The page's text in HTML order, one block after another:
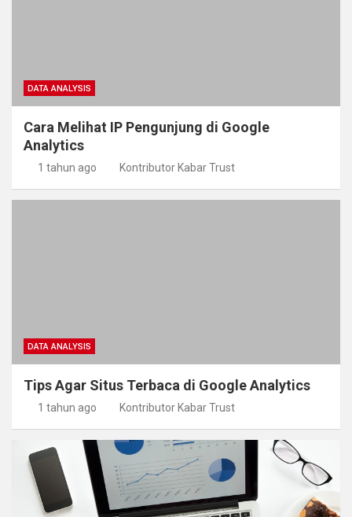
DATA ANALYSIS
Cara Melihat IP Pengunjung di Google
Analytics
1 tahun ago Kontributor Kabar Trust
DATA ANALYSIS
Tips Agar Situs Terbaca di Google Analytics
1 tahun ago Kontributor Kabar Trust